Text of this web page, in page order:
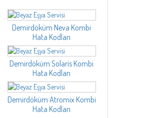
Demirdöküm Neva Kombi
Hata Kodları
Demirdöküm Solaris Kombi
Hata Kodları
Demirdöküm Atromix Kombi
Hata Kodları